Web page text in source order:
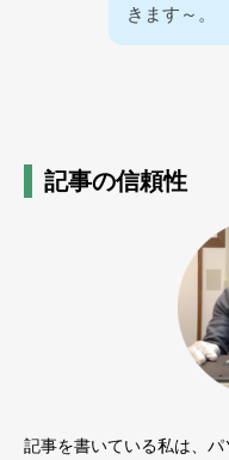
きます～。
記事の信頼性
記事を書いている私は、パ